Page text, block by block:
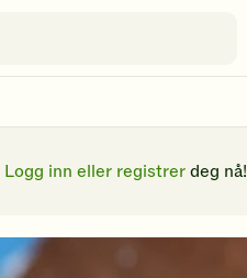
Logg inn eller registrer deg nå!